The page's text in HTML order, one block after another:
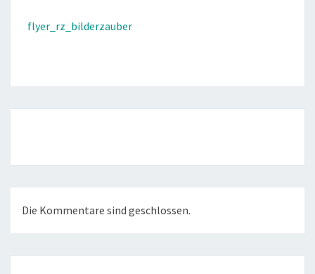
flyer_rz_bilderzauber
Die Kommentare sind geschlossen.